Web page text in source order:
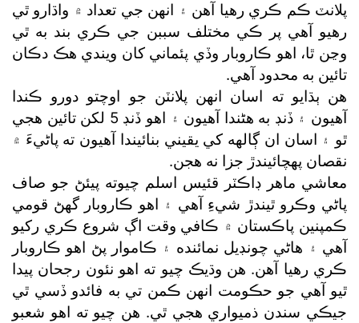
پلانٽ ڪم ڪري رهيا آهن ۽ انهن جي تعداد ۾ واڌارو ٿي
رهيو آهي پر ڪي مختلف سببن جي ڪري بند به ٿي
وڃن ٿا، اهو ڪاروبار وڏي پئماني کان ويندي هڪ دڪان
تائين به محدود آهي.
هن ٻڌايو ته اسان انهن پلانٽن جو اوچتو دورو ڪندا
آهيون ۽ ڏنڊ به هڻندا آهيون ۽ اهو ڏنڊ 5 لکن تائين هجي
ٿو ۽ اسان ان ڳالهه کي يقيني بنائيندا آهيون ته پاڻيءَ ۾
نقصان پهچائيندڙ جزا نه هجن.
معاشي ماهر ڊاڪٽر قئيس اسلم چيوته پيئڻ جو صاف
پاڻي وڪرو ٿيندڙ شيءِ آهي ۽ اهو ڪاروبار گهڻ قومي
ڪمپنين پاڪستان ۾ ڪافي وقت اڳ شروع ڪري رکيو
آهي ۽ هاڻي چونڊيل نمائنده ۽ ڪاموار پڻ اهو ڪاروبار
ڪري رهيا آهن. هن وڌيڪ چيو ته اهو نئون رجحان پيدا
ٿيو آهي جو حڪومت انهن ڪمن تي به فائدو ڏسي ٿي
جيڪي سندن ذميواري هجي ٿي. هن چيو ته اهو شعبو